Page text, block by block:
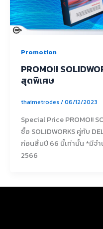
Promotion
PROMO!!
สุดพิเศษ
thaimetrodes/06/12/2023
Special Price PROMO!!
ซื้อ SOLIDWORKS คู่กับ
ก่อนสิ้นปี 66 นี้เท่านั้น *มีจ
2566